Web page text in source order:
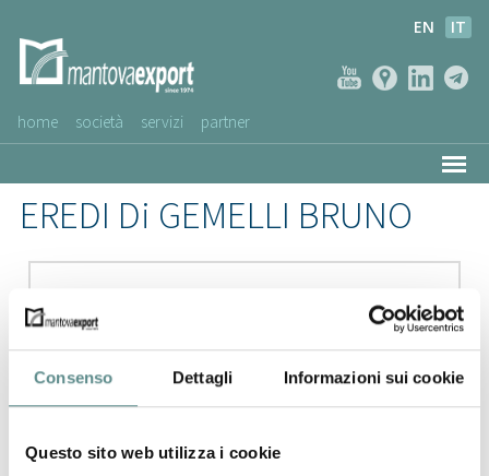
Consenso Dettagli Informazioni sui cookie
Questo sito web utilizza i cookie
EN IT
home società servizi partner
AZIENDE CLIENTI
SERVIZIO CLIENTI
EREDI Di GEMELLI BRUNO